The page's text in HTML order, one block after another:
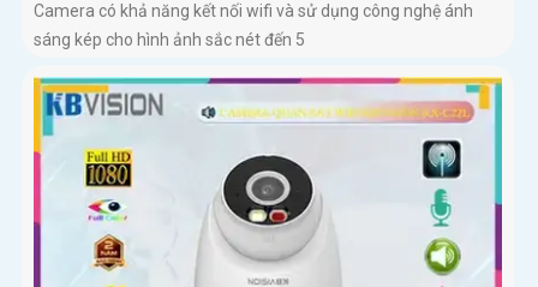
Camera có khả năng kết nối wifi và sử dụng công nghệ ánh
sáng kép cho hình ảnh sắc nét đến 5